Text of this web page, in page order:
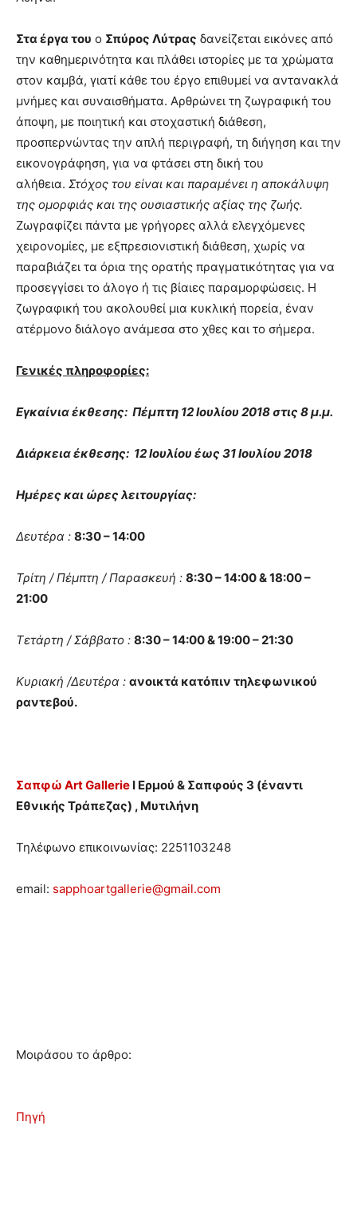
Στα έργα του ο Σπύρος Λύτρας δανείζεται εικόνες από
την καθημερινότητα και πλάθει ιστορίες με τα χρώματα
στον καμβά, γιατί κάθε του έργο επιθυμεί να αντανακλά
μνήμες και συναισθήματα. Αρθρώνει τη ζωγραφική του
άποψη, με ποιητική και στοχαστική διάθεση,
προσπερνώντας την απλή περιγραφή, τη διήγηση και την
εικονογράφηση, για να φτάσει στη δική του
αλήθεια. Στόχος του είναι και παραμένει η αποκάλυψη
της ομορφιάς και της ουσιαστικής αξίας της ζωής.
Ζωγραφίζει πάντα με γρήγορες αλλά ελεγχόμενες
χειρονομίες, με εξπρεσιονιστική διάθεση, χωρίς να
παραβιάζει τα όρια της ορατής πραγματικότητας για να
προσεγγίσει το άλογο ή τις βίαιες παραμορφώσεις. Η
ζωγραφική του ακολουθεί μια κυκλική πορεία, έναν
ατέρμονο διάλογο ανάμεσα στο χθες και το σήμερα.
Γενικές πληροφορίες:
Εγκαίνια έκθεσης: Πέμπτη 12 Ιουλίου 2018 στις 8 μ.μ.
Διάρκεια έκθεσης: 12 Ιουλίου έως 31 Ιουλίου 2018
Ημέρες και ώρες λειτουργίας:
Δευτέρα : 8:30 – 14:00
Τρίτη / Πέμπτη / Παρασκευή : 8:30 – 14:00 & 18:00 –
21:00
Τετάρτη / Σάββατο : 8:30 – 14:00 & 19:00 – 21:30
Κυριακή /Δευτέρα : ανοικτά κατόπιν τηλεφωνικού
ραντεβού.
Σαπφώ ArtGallerie I Ερμού & Σαπφούς 3 (έναντι
Εθνικής Τράπεζας) , Μυτιλήνη
Τηλέφωνο επικοινωνίας: 2251103248
email: sapphoartgallerie@gmail.com
Μοιράσου το άρθρο:
Πηγή